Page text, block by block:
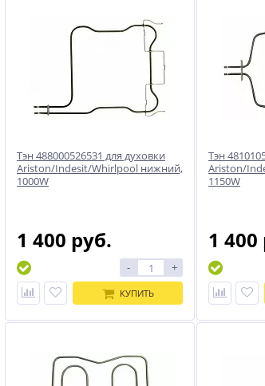
Тэн 488000526531 для духовки
Ariston/Indesit/Whirlpool нижний,
1000W
1 400 руб.
- +
КУПИТЬ
Тэн
Ariston/
1150W
1 400